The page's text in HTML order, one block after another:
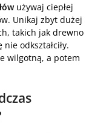
używaj ciepłej
Unikaj zbyt dużej
takich jak drewno
odkształciły.
wilgotną, a potem